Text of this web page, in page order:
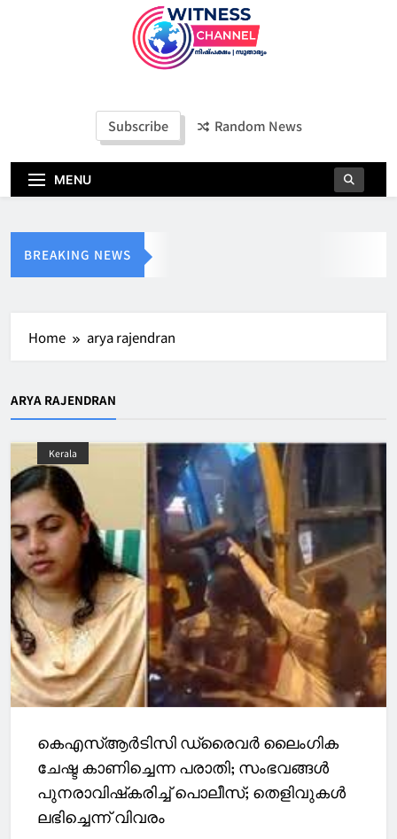
Witness Channel
Subscribe Random News
MENU
BREAKING NEWS
Home arya rajendran
ARYA RAJENDRAN
Kerala
കെഎസ്ആർടിസി ഡ്രൈവർ ലൈംഗിക
ചേഷ്ട കാണിച്ചെന്ന പരാതി; സംഭവങ്ങള്‍
പുനരാവിഷ്‌കരിച്ച് പൊലീസ്; തെളിവുകൾ
ലഭിച്ചെന്ന് വിവരം